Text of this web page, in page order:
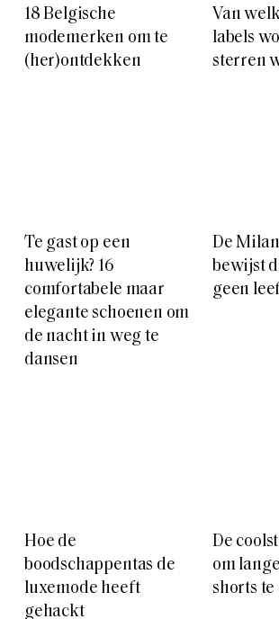
18 Belgische
modemerken om te
(her)ontdekken
Van
labels
sterren
Te gast op een
huwelijk? 16
comfortabele maar
elegante schoenen om
de nacht in weg te
dansen
De
bewijst
geen
Hoe de
boodschappentas de
luxemode heeft
gehackt
De
om
shorts